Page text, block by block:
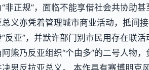
非正规”，面临不能享借社会共协助
义亦凭着管理城市商业活动，抵间
反亚”，并默许部门别市民用存在联
熊乃反亚组织“个由多”的二号人物
决思反抗亚总义。 本作具有赛博朋克